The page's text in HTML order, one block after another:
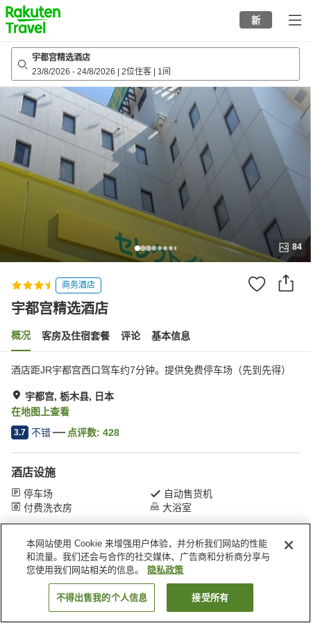
to
top
page
新
宇都宫精选酒店
23/8/2026 - 24/8/2026 2位住客 1间
84
商务酒店
宇都宫精选酒店
概况 客房及住宿套餐 评论 基本信息
酒店距JR宇都宫西口驾车约7分钟。提供免费停车场（先到先得）
宇都宫, 栃木县, 日本
在地图上查看
3.7 不错 点评数: 428
酒店设施
停车场
自动售货机
付费洗衣房
大浴室
首页 日本 栃木县 宇都宫 宇都宫精选酒店
搜索客房
本网站使用 Cookie 来增强用户体验，并分析我们网站的性能
和流量。我们还会与合作的社交媒体、广告商和分析商分享与
您使用我们网站相关的信息。
隐私政策
不得出售我的个人信息 接受所有